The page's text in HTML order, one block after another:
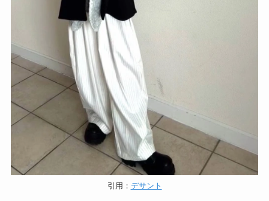
引用： デサント